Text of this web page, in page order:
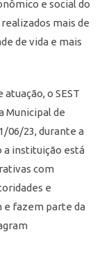
e social do
mais de
de vida e mais
o SEST
Municipal de
06/23, durante a
a instituição está
com
e
e fazem parte da